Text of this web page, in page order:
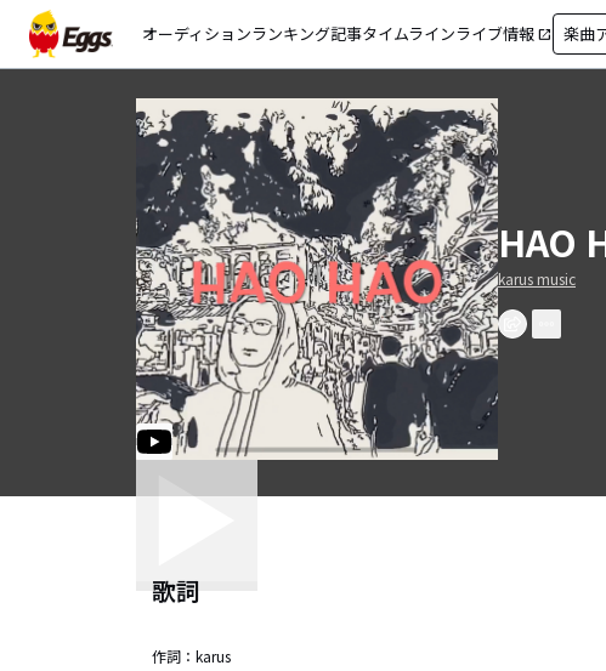
オーディションランキング記事タイムラインライブ情報 open_in_new 楽曲
HAO
karus music
歌詞
作詞： karus